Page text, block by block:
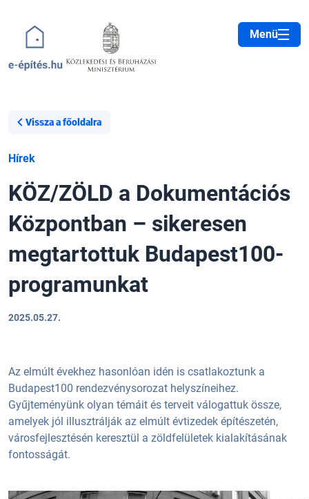
Menü
Vissza a főoldalra
Hírek
KÖZ/ZÖLD a Dokumentációs
Központban – sikeresen
megtartottuk Budapest100-
programunkat
2025.05.27.
Az elmúlt évekhez hasonlóan idén is csatlakoztunk a
Budapest100 rendezvénysorozat helyszíneihez.
Gyűjteményünk olyan témáit és terveit válogattuk össze,
amelyek jól illusztrálják az elmúlt évtizedek építészetén,
városfejlesztésén keresztül a zöldfelületek kialakításának
fontosságát.